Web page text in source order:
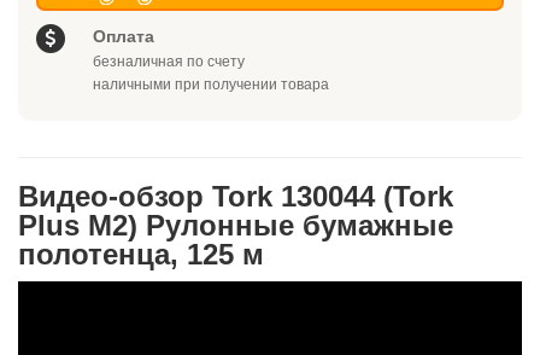
Оплата
безналичная по счету
наличными при получении товара
Видео-обзор Tork 130044 (Tork
Plus M2) Рулонные бумажные
полотенца, 125 м